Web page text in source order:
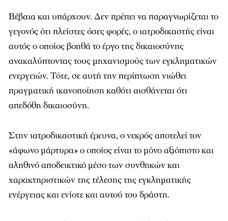
Βέβαια και υπάρχουν. Δεν πρέπει να παραγνωρίζεται το
γεγονός ότι πλείστες όσες φορές, ο ιατροδικαστής είναι
αυτός ο οποίος βοηθά το έργο της δικαιοσύνης
ανακαλύπτοντας τους μηχανισμούς των εγκληματικών
ενεργειών. Τότε, σε αυτή την περίπτωση νιώθει
πραγματική ικανοποίηση καθότι αισθάνεται ότι
απεδόθη δικαιοσύνη.
Στην ιατροδικαστική έρευνα, ο νεκρός αποτελεί τον
«άφωνο μάρτυρα» ο οποίος είναι το μόνο αξιόπιστο και
αληθινό αποδεικτικό μέσο των συνθηκών και
χαρακτηριστικών της τέλεσης της εγκληματικής
ενέργειας και ενίοτε και αυτού του δράστη.